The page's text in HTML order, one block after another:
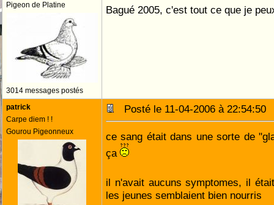
Pigeon de Platine
3014 messages postés
Bagué 2005, c'est tout ce que je
patrick
Carpe diem ! !
Gourou Pigeonneux
Posté le 11-04-2006 à
ce sang était dans une sorte de
ça
il n'avait aucuns symptomes, il
les jeunes semblaient bien nourris